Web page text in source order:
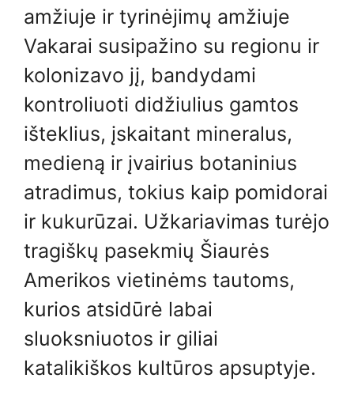
amžiuje ir tyrinėjimų amžiuje
Vakarai susipažino su regionu ir
kolonizavo jį, bandydami
kontroliuoti didžiulius gamtos
išteklius, įskaitant mineralus,
medieną ir įvairius botaninius
atradimus, tokius kaip pomidorai
ir kukurūzai. Užkariavimas turėjo
tragiškų pasekmių Šiaurės
Amerikos vietinėms tautoms,
kurios atsidūrė labai
sluoksniuotos ir giliai
katalikiškos kultūros apsuptyje.